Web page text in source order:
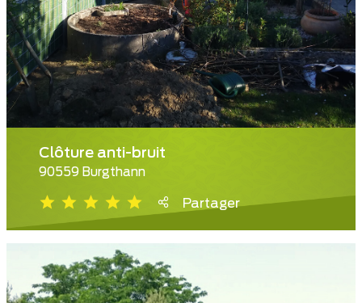
Clôture anti-bruit
90559 Burgthann
Partager